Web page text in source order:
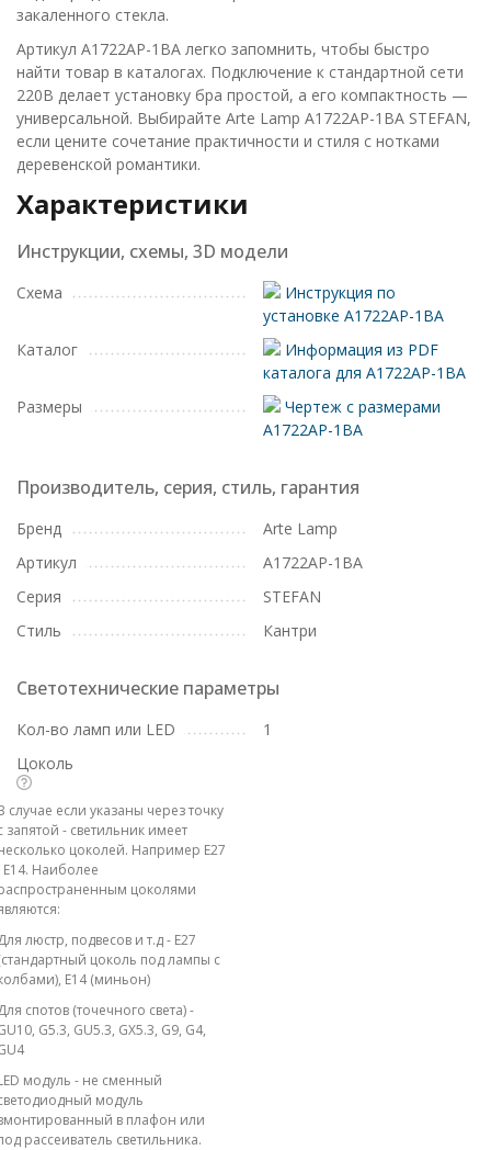
закаленного стекла.
Артикул A1722AP-1BA легко запомнить, чтобы быстро
найти товар в каталогах. Подключение к стандартной сети
220В делает установку бра простой, а его компактность —
универсальной. Выбирайте Arte Lamp A1722AP-1BA STEFAN,
если цените сочетание практичности и стиля с нотками
деревенской романтики.
Характеристики
Инструкции, схемы, 3D модели
Схема
Инструкция по
установке A1722AP-1BA
Каталог
Информация из PDF
каталога для A1722AP-1BA
Размеры
Чертеж с размерами
A1722AP-1BA
Производитель, серия, стиль, гарантия
Бренд
Arte Lamp
Артикул
A1722AP-1BA
Серия
STEFAN
Стиль
Кантри
Светотехнические параметры
Кол-во ламп или LED
1
Цоколь
случае если указаны через точку
запятой - светильник имеет
цоколей. Например E27
E14. Наиболее
цоколями
люстр, подвесов и т.д - E27
цоколь под лампы с
E14 (миньон)
спотов (точечного света) -
G5.3, GU5.3, GX5.3, G9, G4,
модуль - не сменный
модуль
в плафон или
рассеиватель светильника.